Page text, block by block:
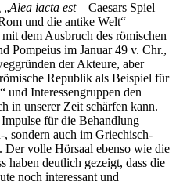
„Alea iacta est– Caesars Spiel
und die antike Welt“
dem Ausbruch des römischen
Pompeius im Januar 49 v. Chr.,
der Akteure, aber
Republik als Beispiel für
und Interessengruppen den
in unserer Zeit schärfen kann.
für die Behandlung
sondern auch im Griechisch-
Der volle Hörsaal ebenso wie die
haben deutlich gezeigt, dass die
noch interessant und